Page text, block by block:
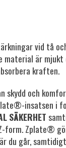
vid tå
material är
kraften.
skydd och
insatsen i
SÄKERHET
form. Zplate®
du går,